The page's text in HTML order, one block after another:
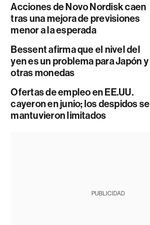
Acciones de Novo Nordisk caen
tras una mejora de previsiones
menor a la esperada
Bessent afirma que el nivel del
yen es un problema para Japón y
otras monedas
Ofertas de empleo en EE.UU.
cayeron en junio; los despidos se
mantuvieron limitados
PUBLICIDAD